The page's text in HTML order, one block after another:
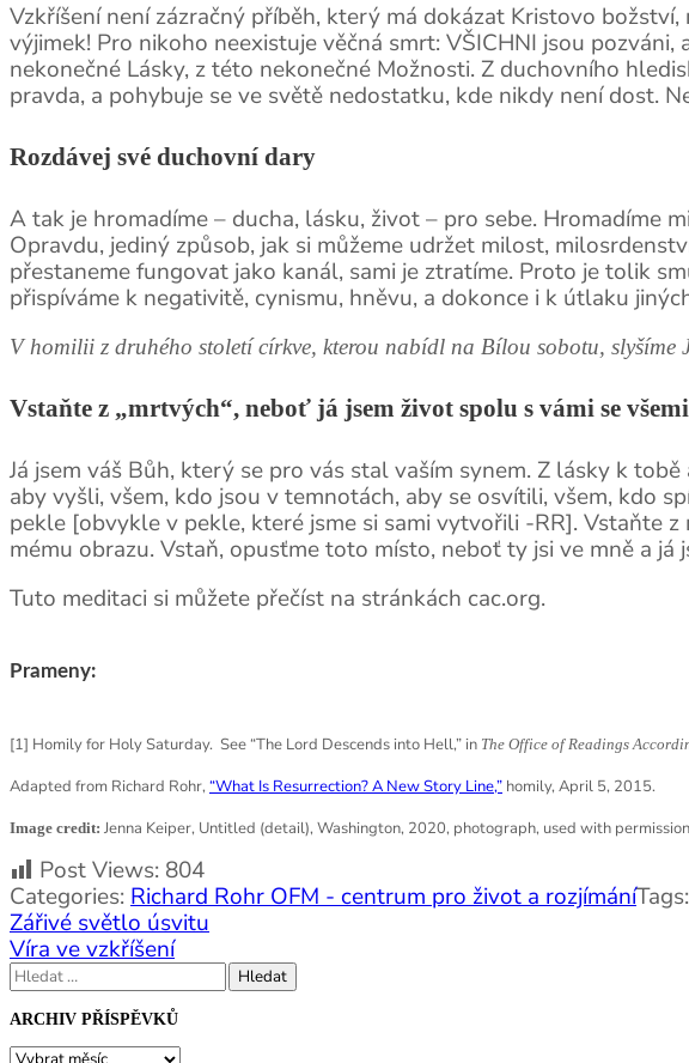
Vzkříšení není zázračný příběh, který má dokázat Kristovo
výjimek! Pro nikoho neexistuje věčná smrt: VŠICHNI jsou
nekonečné Lásky, z této nekonečné Možnosti. Z duchovního
pravda, a pohybuje se ve světě nedostatku, kde nikdy není dost.
Rozdávej své duchovní dary
A tak je hromadíme – ducha, lásku, život – pro sebe. Hromadíme
Opravdu, jediný způsob, jak si můžeme udržet milost,
přestaneme fungovat jako kanál, sami je ztratíme. Proto je tolik
přispíváme k negativitě, cynismu, hněvu, a dokonce i k útlaku
V homilii z druhého století církve, kterou nabídl na Bílou sobotu, slyšíme
Vstaňte z „mrtvých“, neboť já jsem život spolu s vámi se všemi
Já jsem váš Bůh, který se pro vás stal vaším synem. Z lásky k
aby vyšli, všem, kdo jsou v temnotách, aby se osvítili, všem, kdo
pekle [obvykle v pekle, které jsme si sami vytvořili -RR]. Vstaňte
mému obrazu. Vstaň, opusťme toto místo, neboť ty jsi ve mně a
Tuto meditaci si můžete přečíst na stránkách cac.org.
Prameny:
[1] Homily for Holy Saturday. See “The Lord Descends into Hell,” in The Office of Readings
Adapted from Richard Rohr, “What Is Resurrection? A New Story Line,” homily, April 5, 2015.
Image credit: Jenna Keiper, Untitled (detail), Washington, 2020, photograph, used with
Post Views: 804
Categories: Richard Rohr OFM - centrum pro život a rozjímáníTags:
Navigace
pro
příspěvek
Zářivé světlo úsvitu
Víra ve vzkříšení
Vyhledávání
ARCHIV PŘÍSPĚVKŮ
ARCHIV